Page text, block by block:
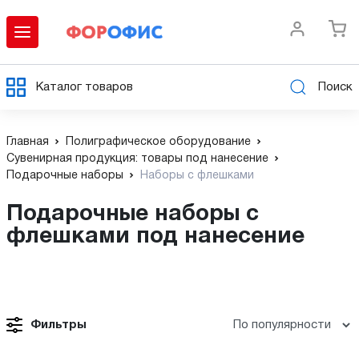
Каталог товаров Поиск
Главная
Полиграфическое оборудование
Сувенирная продукция: товары под нанесение
Подарочные наборы
Наборы с флешками
Подарочные наборы с
флешками под нанесение
Фильтры